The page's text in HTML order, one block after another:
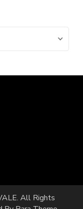
. All Rights